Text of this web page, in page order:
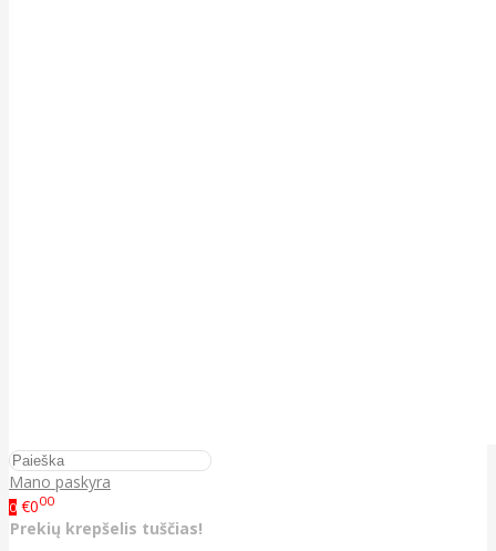
Mano paskyra
0 €000
Prekių krepšelis tuščias!